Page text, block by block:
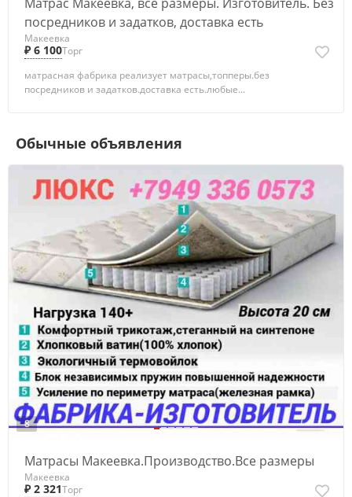
посредников и задатков, доставка есть
Макеевка
₽ 6 100Торг
матрасная фабрика реализует матрасы,топперы.без
посредников и задатков.доставка есть.любые...
Обычные объявления
8
Матрасы Макеевка.Производство.Все размеры
Макеевка
₽ 2 321Торг